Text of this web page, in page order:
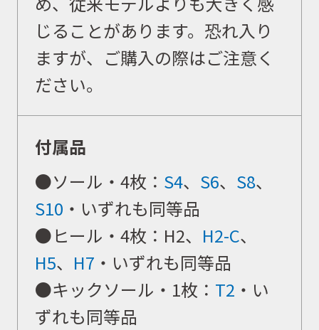
ニュース
イベント
キャンペーン
お問合せ
会社概要
じることがあります。恐れ入り
ますが、ご購入の際はご注意く
ださい。
付属品
●ソール・4枚： S4、 S6、 S8、
S10 ・いずれも同等品
●ヒール・4枚：H2、 H2-C、
H5、 H7 ・いずれも同等品
●キックソール・1枚： T2 ・い
ずれも同等品